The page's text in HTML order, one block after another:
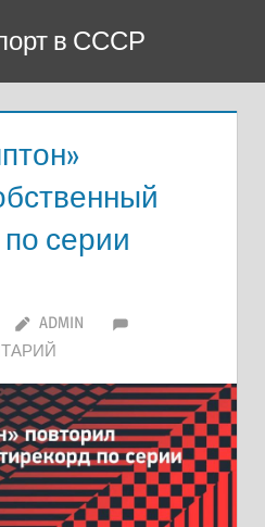
в СССР
серии
ADMIN